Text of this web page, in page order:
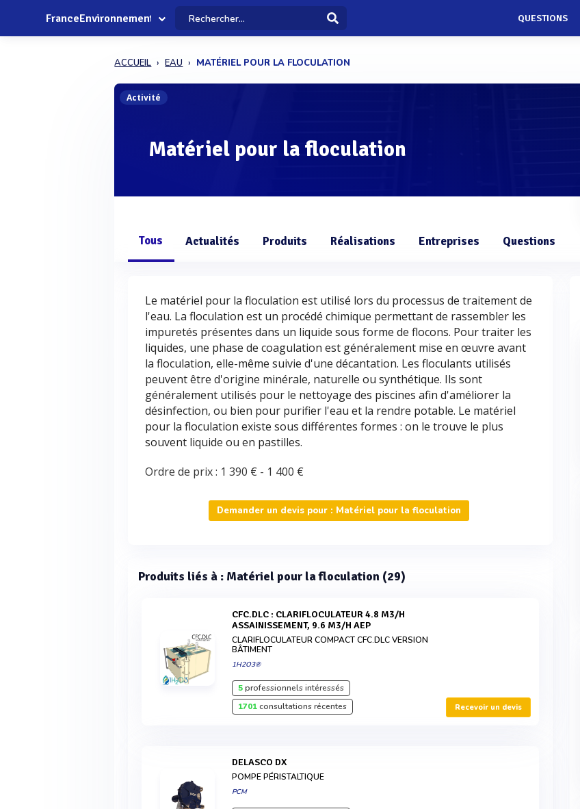
FranceEnvironnement QUESTIONS
ACCUEIL EAU MATÉRIEL POUR LA FLOCULATION
Activité
Matériel pour la floculation
Tous Actualités Produits Réalisations Entreprises Questions
Le matériel pour la floculation est utilisé lors du processus de traitement de
l'eau. La floculation est un procédé chimique permettant de rassembler les
impuretés présentes dans un liquide sous forme de flocons. Pour traiter les
liquides, une phase de coagulation est généralement mise en œuvre avant
la floculation, elle-même suivie d'une décantation. Les floculants utilisés
peuvent être d'origine minérale, naturelle ou synthétique. Ils sont
généralement utilisés pour le nettoyage des piscines afin d'améliorer la
désinfection, ou bien pour purifier l'eau et la rendre potable. Le matériel
pour la floculation existe sous différentes formes : on le trouve le plus
souvent liquide ou en pastilles.
Ordre de prix : 1 390 € - 1 400 €
Demander un devis pour : Matériel pour la floculation
Produits liés à : Matériel pour la floculation (29)
CFC.DLC : CLARIFLOCULATEUR 4.8 M3/H
ASSAINISSEMENT, 9.6 M3/H AEP
CLARIFLOCULATEUR COMPACT CFC.DLC VERSION
BÂTIMENT
1H2O3®
5professionnels intéressés
1701consultations récentes Recevoir un devis
DELASCO DX
POMPE PÉRISTALTIQUE
PCM